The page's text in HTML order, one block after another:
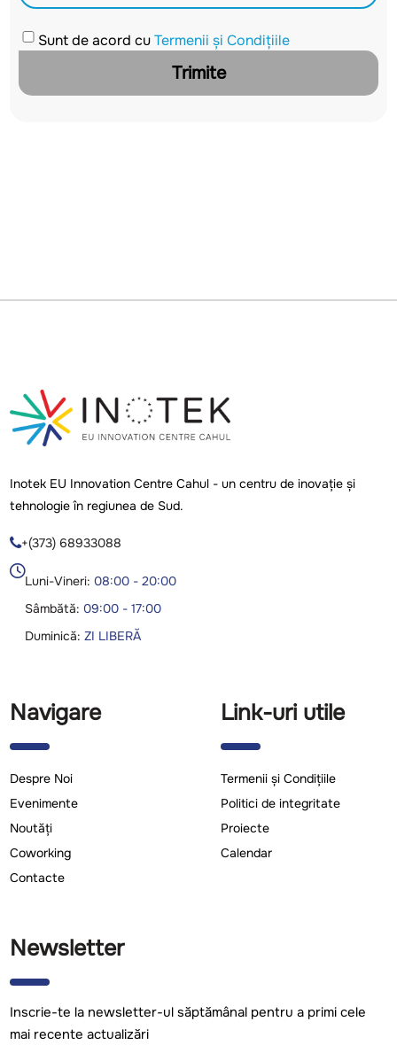
Sunt de acord cu Termenii și Condițiile
Trimite
Inotek EU Innovation Centre Cahul - un centru de inovație și
tehnologie în regiunea de Sud.
+(373) 68933088

Luni-Vineri:08:00 - 20:00
Sâmbătă:09:00 - 17:00
Duminică:ZI LIBERĂ
Navigare
Despre Noi
Evenimente
Noutăți
Coworking
Contacte
Link-uri utile
Termenii și Condițiile
Politici de integritate
Proiecte
Calendar
Newsletter
Inscrie-te la newsletter-ul săptămânal pentru a primi cele
mai recente actualizări